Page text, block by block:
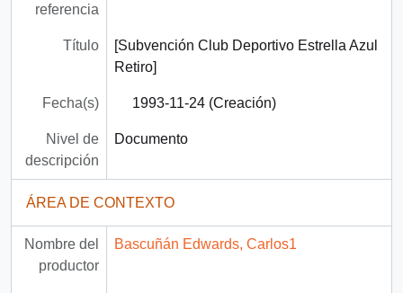
referencia
Título
[Subvención Club Deportivo Estrella Azul
Retiro]
Fecha(s) 1993-11-24 (Creación)
Nivel de
descripción
Documento
ÁREA DE CONTEXTO
Nombre del
productor
Bascuñán Edwards, Carlos1